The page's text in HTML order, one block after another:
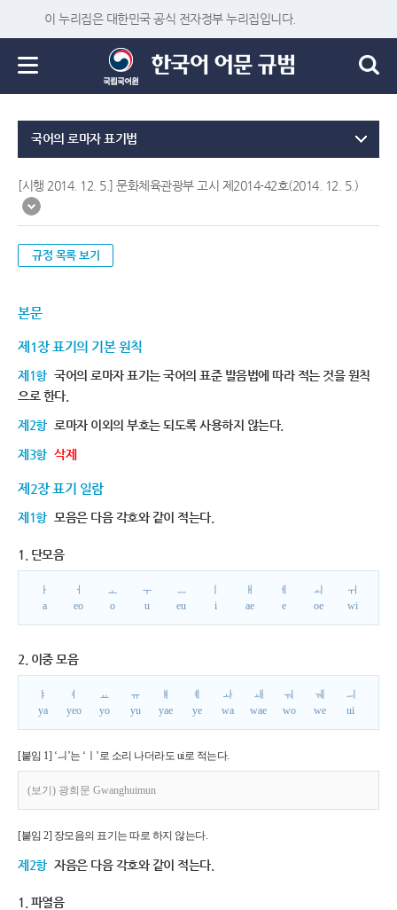
이 누리집은 대한민국 공식 전자정부 누리집입니다.
국어의 로마자 표기법
[시행 2014. 12. 5.] 문화체육관광부 고시 제2014-42호(2014. 12. 5.)
규정 목록 보기
본문
제1장 표기의 기본 원칙
제1항 국어의 로마자 표기는 국어의 표준 발음법에 따라 적는 것을 원칙
으로 한다.
제2항 로마자 이외의 부호는 되도록 사용하지 않는다.
제3항 삭제
제2장 표기 일람
제1항 모음은 다음 각호와 같이 적는다.
1. 단모음
ㅏ
a
ㅓ
eo
ㅗ
o
ㅜ
u
ㅡ
eu
i
ㅐ
ae
ㅔ
e
ㅚ
oe
ㅟ
wi
2. 이중 모음
ㅑ
ya
ㅕ
yeo
ㅛ
yo
ㅠ
yu
ㅒ
yae
ㅖ
ye
ㅘ
wa
ㅙ
wae
ㅝ
wo
ㅞ
we
ㅢ
ui
[붙임 1] ‘ㅢ’는 ‘ㅣ’로 소리 나더라도 ui로 적는다.
(보기) 광희문 Gwanghuimun
[붙임 2] 장모음의 표기는 따로 하지 않는다.
제2항 자음은 다음 각호와 같이 적는다.
1. 파열음